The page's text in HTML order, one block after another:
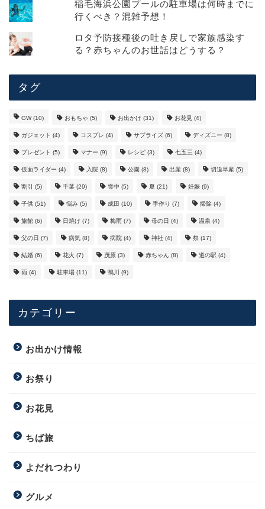
稲毛海浜公園プールの駐車場は何時までに
行くべき？混雑予想！
ロタ予防接種後の吐き戻しで家族感染す
る？赤ちゃんのお世話はどうする？
タグ
GW(10) おもちゃ (5) お出かけ (31) お花見 (4)
ガジェット (4) コスプレ (4) サプライズ (6) ディズニー (8)
プレゼント (5) マナー (9) レシピ (3) 七五三 (4)
仮面ライダー (4) 入院 (8) 公園 (8) 出産 (8) 切迫早産 (5)
割引 (5) 千葉 (29) 喪中 (5) 夏 (21) 妊娠 (9)
子供 (51) 悩み (5) 成田 (10) 手作り (7) 掃除 (4)
旅館 (6) 日焼け (7) 梅雨 (7) 母の日 (4) 温泉 (4)
父の日 (7) 病気 (8) 病院 (4) 神社 (4) 祭 (17)
結婚 (6) 花火 (7) 茂原 (3) 赤ちゃん (8) 道の駅 (4)
雨 (4) 駐車場 (11) 鴨川 (9)
カテゴリー
お出かけ情報
お祭り
お花見
ちば旅
よだれつわり
グルメ